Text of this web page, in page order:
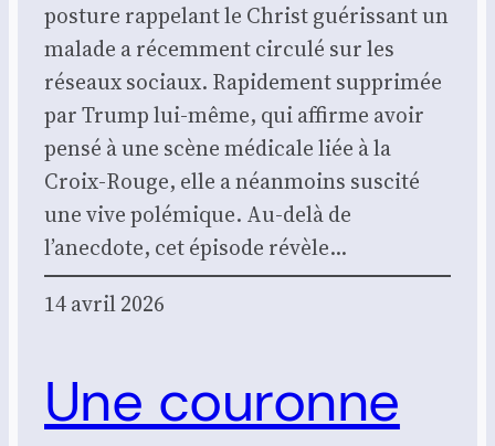
pos­ture rap­pe­lant le Christ gué­ris­sant un
malade a récem­ment cir­cu­lé sur les
réseaux sociaux. Rapi­de­ment sup­pri­mée
par Trump lui-même, qui affirme avoir
pen­sé à une scène médi­cale liée à la
Croix-Rouge, elle a néan­moins sus­ci­té
une vive polé­mique. Au-delà de
l’anecdote, cet épi­sode révèle…
14 avril 2026
Une couronne